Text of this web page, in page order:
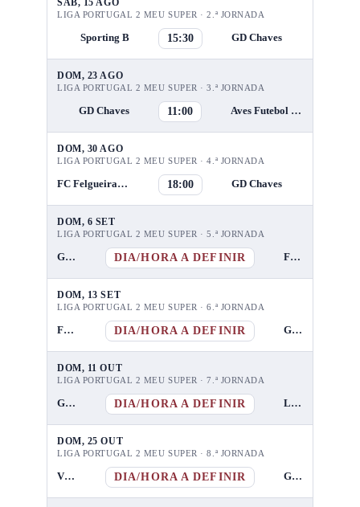
LIGA PORTUGAL 2 MEU SUPER · 2.ª JORNADA
Sporting B 15:30 GD Chaves
DOM, 23 AGO
LIGA PORTUGAL 2 MEU SUPER · 3.ª JORNADA
GD Chaves 11:00 Aves Futebol SAD
DOM, 30 AGO
LIGA PORTUGAL 2 MEU SUPER · 4.ª JORNADA
FC Felgueiras 1932 18:00 GD Chaves
DOM, 6 SET
LIGA PORTUGAL 2 MEU SUPER · 5.ª JORNADA
GD Chaves DIA/HORA A DEFINIR Farense
DOM, 13 SET
LIGA PORTUGAL 2 MEU SUPER · 6.ª JORNADA
Feirense DIA/HORA A DEFINIR GD Chaves
DOM, 11 OUT
LIGA PORTUGAL 2 MEU SUPER · 7.ª JORNADA
GD Chaves DIA/HORA A DEFINIR Lusitânia FC Lourosa
DOM, 25 OUT
LIGA PORTUGAL 2 MEU SUPER · 8.ª JORNADA
Vizela DIA/HORA A DEFINIR GD Chaves